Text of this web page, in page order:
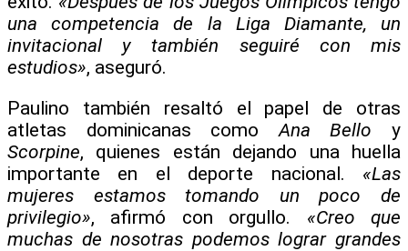
una competencia de la Liga Diamante, un
invitacional y también seguiré con mis
estudios», aseguró.
Paulino también resaltó el papel de otras
atletas dominicanas comoAna Bello y
Scorpine, quienes están dejando una huella
importante en el deporte nacional. «Las
mujeres estamos tomando un poco de
privilegio», afirmó con orgullo. «Creo que
muchas de nosotras podemos lograr grandes